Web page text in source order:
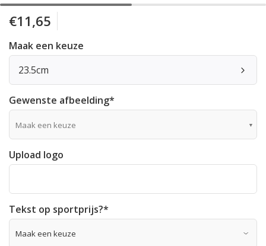
€11,65
Maak een keuze
23.5cm
Gewenste afbeelding*
Maak een keuze
Upload logo
Tekst op sportprijs?*